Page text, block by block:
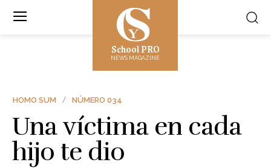
School PRO
NEWS MAGAZINE
HOMO SUM NÚMERO 034
Una víctima en cada
hijo te dio